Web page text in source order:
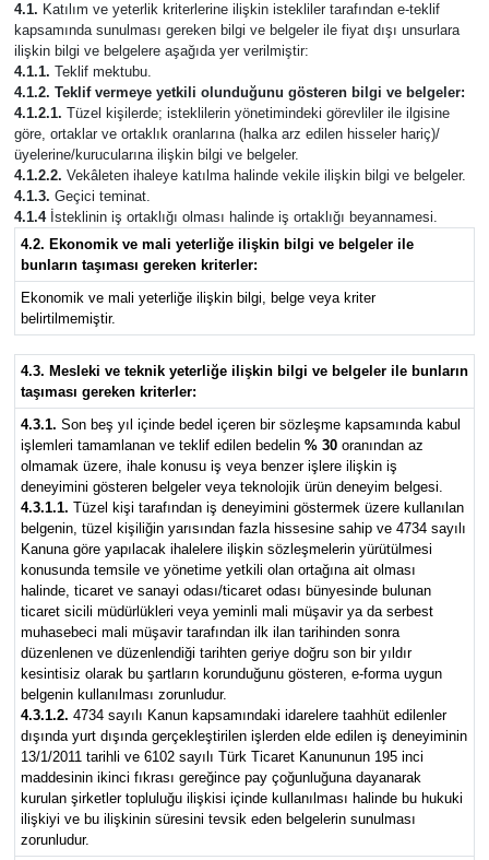
4.1. Katılım ve yeterlik kriterlerine ilişkin istekliler tarafından e-teklif
kapsamında sunulması gereken bilgi ve belgeler ile fiyat dışı unsurlara
ilişkin bilgi ve belgelere aşağıda yer verilmiştir:
4.1.1. Teklif mektubu.
4.1.2. Teklif vermeye yetkili olunduğunu gösteren bilgi ve belgeler:
4.1.2.1. Tüzel kişilerde; isteklilerin yönetimindeki görevliler ile ilgisine
göre, ortaklar ve ortaklık oranlarına (halka arz edilen hisseler hariç)/
üyelerine/kurucularına ilişkin bilgi ve belgeler.
4.1.2.2. Vekâleten ihaleye katılma halinde vekile ilişkin bilgi ve belgeler.
4.1.3. Geçici teminat.
4.1.4İsteklinin iş ortaklığı olması halinde iş ortaklığı beyannamesi.
4.2. Ekonomik ve mali yeterliğe ilişkin bilgi ve belgeler ile
bunların taşıması gereken kriterler:
Ekonomik ve mali yeterliğe ilişkin bilgi, belge veya kriter
belirtilmemiştir.
4.3. Mesleki ve teknik yeterliğe ilişkin bilgi ve belgeler ile bunların
taşıması gereken kriterler:
4.3.1. Son beş yıl içinde bedel içeren bir sözleşme kapsamında kabul
işlemleri tamamlanan ve teklif edilen bedelin % 30oranından az
olmamak üzere, ihale konusu iş veya benzer işlere ilişkin iş
deneyimini gösteren belgeler veya teknolojik ürün deneyim belgesi.
4.3.1.1. Tüzel kişi tarafından iş deneyimini göstermek üzere kullanılan
belgenin, tüzel kişiliğin yarısından fazla hissesine sahip ve 4734 sayılı
Kanuna göre yapılacak ihalelere ilişkin sözleşmelerin yürütülmesi
konusunda temsile ve yönetime yetkili olan ortağına ait olması
halinde, ticaret ve sanayi odası/ticaret odası bünyesinde bulunan
ticaret sicili müdürlükleri veya yeminli mali müşavir ya da serbest
muhasebeci mali müşavir tarafından ilk ilan tarihinden sonra
düzenlenen ve düzenlendiği tarihten geriye doğru son bir yıldır
kesintisiz olarak bu şartların korunduğunu gösteren, e-forma uygun
belgenin kullanılması zorunludur.
4.3.1.2. 4734 sayılı Kanun kapsamındaki idarelere taahhüt edilenler
dışında yurt dışında gerçekleştirilen işlerden elde edilen iş deneyiminin
13/1/2011 tarihli ve 6102 sayılı Türk Ticaret Kanununun 195 inci
maddesinin ikinci fıkrası gereğince pay çoğunluğuna dayanarak
kurulan şirketler topluluğu ilişkisi içinde kullanılması halinde bu hukuki
ilişkiyi ve bu ilişkinin süresini tevsik eden belgelerin sunulması
zorunludur.